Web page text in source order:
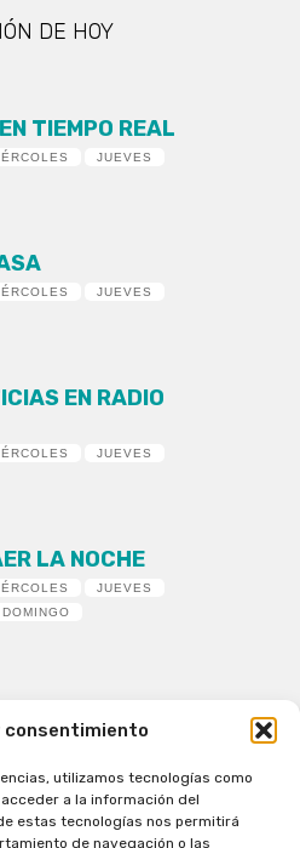
consentimiento
utilizamos tecnologías como
a la información del
estas tecnologías nos permitirá
de navegación o las
DE HOY
TIEMPO REAL
JUEVES
JUEVES
EN RADIO
JUEVES
LA NOCHE
JUEVES
DOMINGO
- Todos los derechos